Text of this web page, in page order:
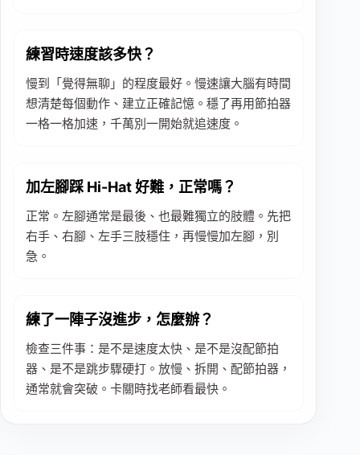
練習時速度該多快？
慢到「覺得無聊」的程度最好。慢速讓大腦有時間
想清楚每個動作、建立正確記憶。穩了再用節拍器
一格一格加速，千萬別一開始就追速度。
加左腳踩 Hi-Hat 好難，正常嗎？
正常。左腳通常是最後、也最難獨立的肢體。先把
右手、右腳、左手三肢穩住，再慢慢加左腳，別
急。
練了一陣子沒進步，怎麼辦？
檢查三件事：是不是速度太快、是不是沒配節拍
器、是不是跳步驟硬打。放慢、拆開、配節拍器，
通常就會突破。卡關時找老師看最快。